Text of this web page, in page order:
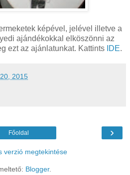
képével, jelével illetve a
ajándékokkal elköszönni az
ezt az ajánlatunkat. Kattints IDE.
2015
›
Főoldal
verzió megtekintése
Blogger.